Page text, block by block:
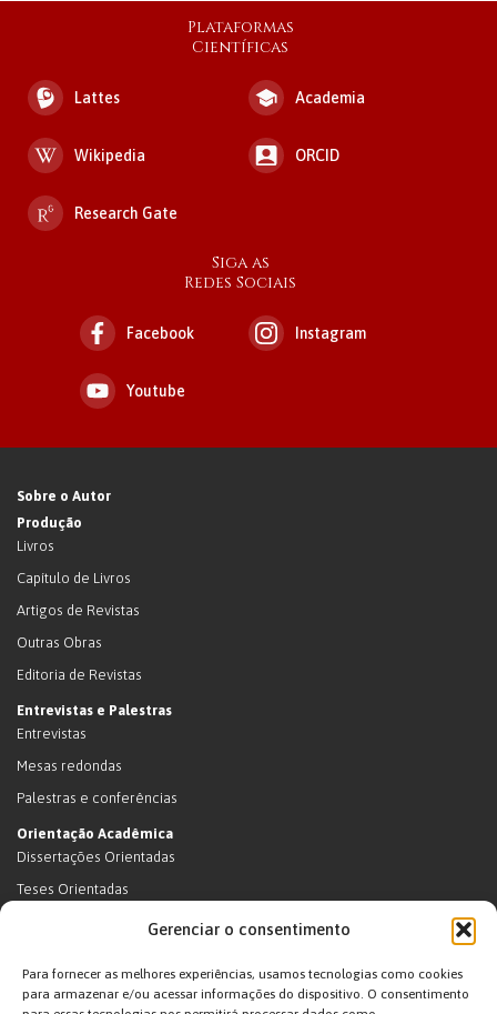
Gerenciar o consentimento
Para fornecer as melhores experiências, usamos tecnologias como cookies
para armazenar e/ou acessar informações do dispositivo. O consentimento
Plataformas
Científicas
Lattes Academia
Wikipedia ORCID
Research Gate
Siga as
Redes Sociais
Facebook Instagram
Youtube
Sobre o Autor
Produção
Livros
Capítulo de Livros
Artigos de Revistas
Outras Obras
Editoria de Revistas
Entrevistas e Palestras
Entrevistas
Mesas redondas
Palestras e conferências
Orientação Acadêmica
Dissertações Orientadas
Teses Orientadas
Livros (dissertações e teses)
Supervisão de pós-doutorado